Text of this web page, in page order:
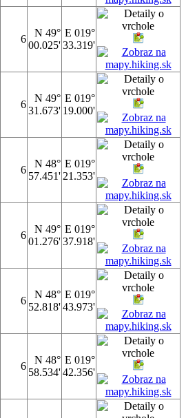
6
N 49°
00.025'
E 019°
33.319'
6
N 49°
31.673'
E 019°
19.000'
6
N 48°
57.451'
E 019°
21.353'
6
N 49°
01.276'
E 019°
37.918'
6
N 48°
52.818'
E 019°
43.973'
6
N 48°
58.534'
E 019°
42.356'